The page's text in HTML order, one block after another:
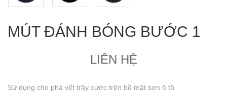
MÚT ĐÁNH BÓNG BƯỚC 1
LIÊN HỆ
Sử dụng cho phá vết trầy xước trên bề mặt sơn ô tô